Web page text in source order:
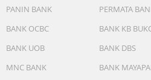
Anda.
1x Soundcore K20i
1x Buds Cadangan
PANIN BANK
PERMATA
BANK OCBC
BANK KB
BANK UOB
BANK DBS
MNC BANK
BANK